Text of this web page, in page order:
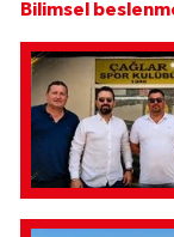
Bilimsel